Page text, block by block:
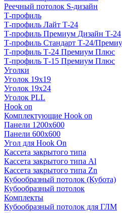
Реечный потолок S-дизайн
Т-профиль
Т-профиль Лайт Т-24
Т-профиль Премиум Дизайн Т-24
Т-профиль Стандарт Т-24/
Т-профиль Т-24 Премиум Плюс
Т-профиль Т-15 Премиум Плюс
Уголки
Уголок 19х19
Уголок 19х24
Уголок PLL
Hook on
Комплектующие Hook on
Панели 1200х600
Панели 600х600
Угол для Hook On
Кассета закрытого типа
Кассета закрытого типа Al
Кассета закрытого типа Zn
Кубообразный потолок (Кубота)
Кубообразный потолок
Комплекты
Кубообразный потолок для ГЛМ